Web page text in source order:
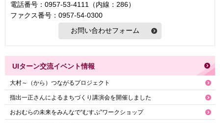
電話番号：0957-53-4111（内線：286）
ファクス番号：0957-54-0300
UIターン交流イベント情報
大村～（から）つながるプロジェクト
指出一正さんによるまちづくり講演会を開催しました
おおむらの未来をみんなで“むすぶ”ワークショップ